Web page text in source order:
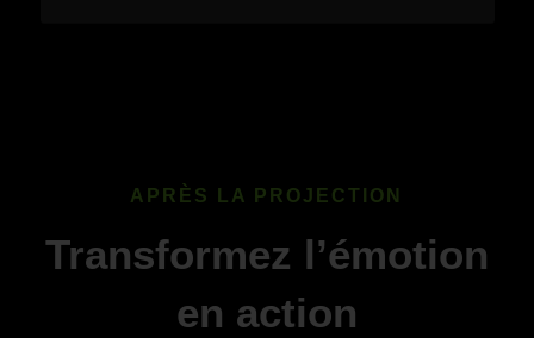
APRÈS LA PROJECTION
Transformez l’émotion
en action